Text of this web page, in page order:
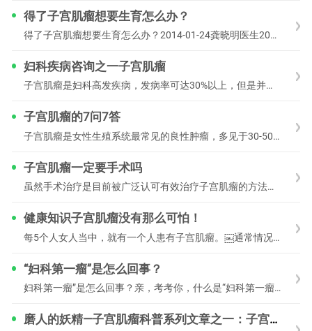
得了子宫肌瘤想要生育怎么办？
得了子宫肌瘤想要生育怎么办？2014-01-24龚晓明医生20174人阅读子宫肌瘤有不少是发生在年轻患者中，子宫肌瘤也是育龄期的常见疾病，因此有不少患者是
妇科疾病咨询之一子宫肌瘤
子宫肌瘤是妇科高发疾病，发病率可达30%以上，但是并非所有肌瘤都需要治疗。大多数只需要定期监测就可以。只有当肌瘤引起失血、压迫、影响生育功能，或者肌瘤有恶变信号
子宫肌瘤的7问7答
子宫肌瘤是女性生殖系统最常见的良性肿瘤，多见于30-50岁妇女，发病率高达40%-60%。然而大多数子宫肌瘤患者并没有明显自觉症状，往往在体检时偶然发现；少数因
子宫肌瘤一定要手术吗
虽然手术治疗是目前被广泛认可有效治疗子宫肌瘤的方法，但不是所有的子宫肌瘤都要手术，尤其是3cm以下的小肌瘤，95%以上都只是观察，每年复查超声就可以了。子宫肌
健康知识子宫肌瘤没有那么可怕！
每5个人女人当中，就有一个人患有子宫肌瘤。￼通常情况下子宫肌瘤每年的生长速度在1mm-2mm，如果短时间内生长速度过快，例如几个月从2公分长到了5公分，
“妇科第一瘤”是怎么回事？
妇科第一瘤”是怎么回事？亲，考考你，什么是“妇科第一瘤”？答案就是子宫肌瘤，也叫子宫平滑肌瘤，是最常见的妇产科良性肿瘤。经常听说张妈、李姐和王家
磨人的妖精—子宫肌瘤科普系列文章之一：子宫肌瘤与女性